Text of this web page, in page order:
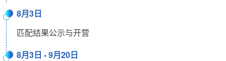
8月3日
匹配结果公示与开营
8月3日 - 9月20日